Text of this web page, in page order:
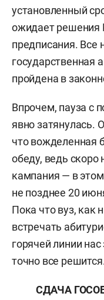
установленный
ожидает решения
предписания. Все
государственная
пройдена в
Впрочем, пауза с
явно затянулась.
что вожделенная
обеду, ведь скоро
кампания — в
не позднее 20
Пока что вуз, как
встречать
горячей линии
точно все
СДАЧА